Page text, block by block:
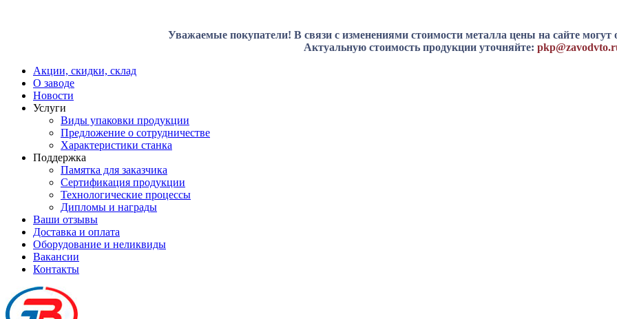
Уважаемые покупатели! В связи с изменениями стоимости металла цены на сайте могут
Актуальную стоимость продукции уточняйте:
Акции, скидки, склад
О заводе
Новости
Услуги
Виды упаковки продукции
Предложение о сотрудничестве
Характеристики станка
Поддержка
Памятка для заказчика
Сертификация продукции
Технологические процессы
Дипломы и награды
Ваши отзывы
Доставка и оплата
Оборудование и неликвиды
Вакансии
Контакты